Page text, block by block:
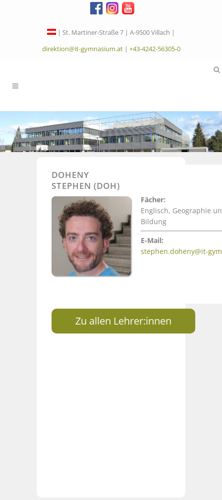
| St. Martiner-Straße 7 | A-9500 Villach |
direktion@it-gymnasium.at| +43-4242-56305-0
DOHENY
STEPHEN (DOH)
Fächer:
Englisch, Geographie
Bildung
E-Mail:
stephen.doheny@it-
Zu allen Lehrer:innen